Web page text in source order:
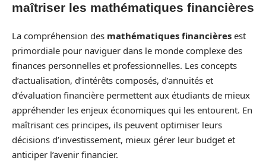
maîtriser les mathématiques financières
La compréhension des mathématiques financières est
primordiale pour naviguer dans le monde complexe des
finances personnelles et professionnelles. Les concepts
d’actualisation, d’intérêts composés, d’annuités et
d’évaluation financière permettent aux étudiants de mieux
appréhender les enjeux économiques qui les entourent. En
maîtrisant ces principes, ils peuvent optimiser leurs
décisions d’investissement, mieux gérer leur budget et
anticiper l’avenir financier.